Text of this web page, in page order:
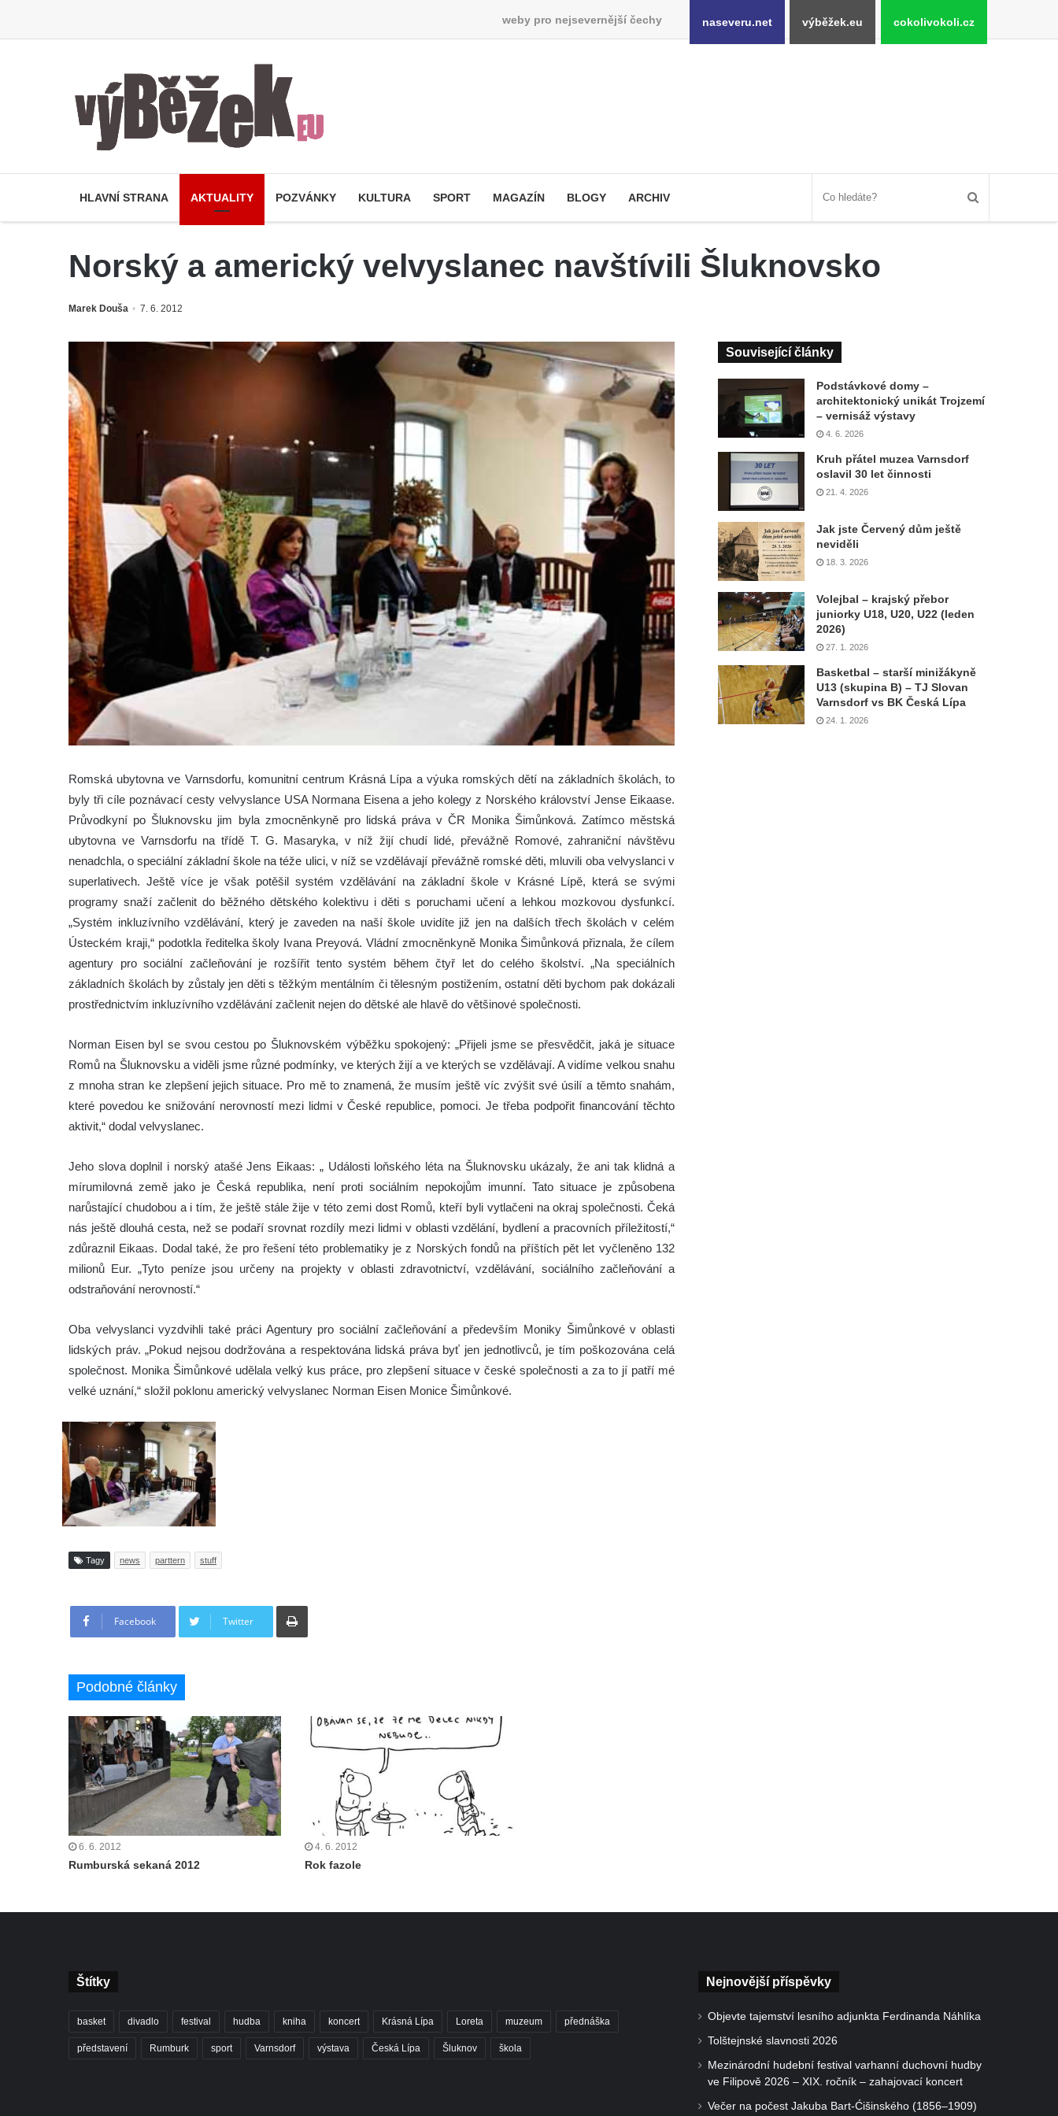
weby pro nejsevernější čechy naseveru.net výběžek.eu cokolivokoli.cz
HLAVNÍ STRANA AKTUALITY POZVÁNKY KULTURA SPORT MAGAZÍN BLOGY ARCHIV
Norský a americký velvyslanec navštívili Šluknovsko
Marek Douša 7. 6. 2012
Romská ubytovna ve Varnsdorfu, komunitní centrum Krásná Lípa a výuka romských dětí na základních školách, to
byly tři cíle poznávací cesty velvyslance USA Normana Eisena a jeho kolegy z Norského království Jense Eikaase.
Průvodkyní po Šluknovsku jim byla zmocněnkyně pro lidská práva v ČR Monika Šimůnková. Zatímco městská
ubytovna ve Varnsdorfu na třídě T. G. Masaryka, v níž žijí chudí lidé, převážně Romové, zahraniční návštěvu
nenadchla, o speciální základní škole na téže ulici, v níž se vzdělávají převážně romské děti, mluvili oba velvyslanci v
superlativech. Ještě více je však potěšil systém vzdělávání na základní škole v Krásné Lípě, která se svými
programy snaží začlenit do běžného dětského kolektivu i děti s poruchami učení a lehkou mozkovou dysfunkcí.
„Systém inkluzívního vzdělávání, který je zaveden na naší škole uvidíte již jen na dalších třech školách v celém
Ústeckém kraji,“ podotkla ředitelka školy Ivana Preyová. Vládní zmocněnkyně Monika Šimůnková přiznala, že cílem
agentury pro sociální začleňování je rozšířit tento systém během čtyř let do celého školství. „Na speciálních
základních školách by zůstaly jen děti s těžkým mentálním či tělesným postižením, ostatní děti bychom pak dokázali
prostřednictvím inkluzívního vzdělávání začlenit nejen do dětské ale hlavě do většinové společnosti.
Norman Eisen byl se svou cestou po Šluknovském výběžku spokojený: „Přijeli jsme se přesvědčit, jaká je situace
Romů na Šluknovsku a viděli jsme různé podmínky, ve kterých žijí a ve kterých se vzdělávají. A vidíme velkou snahu
z mnoha stran ke zlepšení jejich situace. Pro mě to znamená, že musím ještě víc zvýšit své úsilí a těmto snahám,
které povedou ke snižování nerovností mezi lidmi v České republice, pomoci. Je třeba podpořit financování těchto
aktivit,“ dodal velvyslanec.
Jeho slova doplnil i norský atašé Jens Eikaas: „ Události loňského léta na Šluknovsku ukázaly, že ani tak klidná a
mírumilovná země jako je Česká republika, není proti sociálním nepokojům imunní. Tato situace je způsobena
narůstající chudobou a i tím, že ještě stále žije v této zemi dost Romů, kteří byli vytlačeni na okraj společnosti. Čeká
nás ještě dlouhá cesta, než se podaří srovnat rozdíly mezi lidmi v oblasti vzdělání, bydlení a pracovních příležitostí,“
zdůraznil Eikaas. Dodal také, že pro řešení této problematiky je z Norských fondů na příštích pět let vyčleněno 132
milionů Eur. „Tyto peníze jsou určeny na projekty v oblasti zdravotnictví, vzdělávání, sociálního začleňování a
odstraňování nerovností.“
Oba velvyslanci vyzdvihli také práci Agentury pro sociální začleňování a především Moniky Šimůnkové v oblasti
lidských práv. „Pokud nejsou dodržována a respektována lidská práva byť jen jednotlivců, je tím poškozována celá
společnost. Monika Šimůnkové udělala velký kus práce, pro zlepšení situace v české společnosti a za to jí patří mé
velké uznání,“ složil poklonu americký velvyslanec Norman Eisen Monice Šimůnkové.
Tagy news parttern stuff
Facebook Twitter
Tisknout
Související články
Podstávkové domy –
architektonický unikát Trojzemí
– vernisáž výstavy
4. 6. 2026
Kruh přátel muzea Varnsdorf
oslavil 30 let činnosti
21. 4. 2026
Jak jste Červený dům ještě
neviděli
18. 3. 2026
Volejbal – krajský přebor
juniorky U18, U20, U22 (leden
2026)
27. 1. 2026
Basketbal – starší minižákyně
U13 (skupina B) – TJ Slovan
Varnsdorf vs BK Česká Lípa
24. 1. 2026
Podobné články
6. 6. 2012
Rumburská sekaná 2012
4. 6. 2012
Rok fazole
Štítky
basket divadlo festival hudba kniha koncert Krásná Lípa Loreta muzeum přednáška
představení Rumburk sport Varnsdorf výstava Česká Lípa Šluknov škola
Nejnovější příspěvky
Objevte tajemství lesního adjunkta Ferdinanda Náhlíka
Tolštejnské slavnosti 2026
Mezinárodní hudební festival varhanní duchovní hudby
ve Filipově 2026 – XIX. ročník – zahajovací koncert
Večer na počest Jakuba Bart-Ćišinského (1856–1909)